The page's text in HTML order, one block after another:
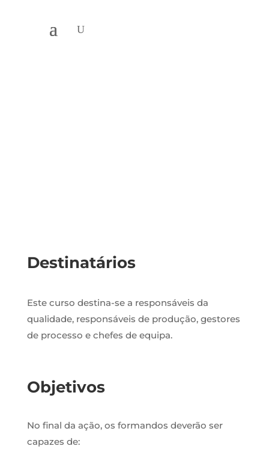
Destinatários
Este curso destina-se a responsáveis da
qualidade, responsáveis de produção, gestores
de processo e chefes de equipa.
Objetivos
No final da ação, os formandos deverão ser
capazes de: